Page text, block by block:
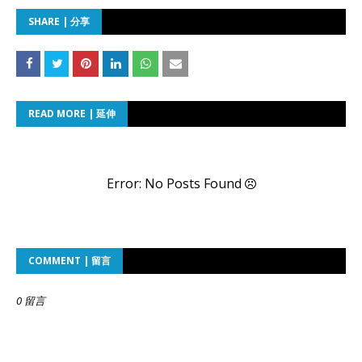
SHARE | 分享
READ MORE | 延伸
Error: No Posts Found
COMMENT | 留言
0 留言